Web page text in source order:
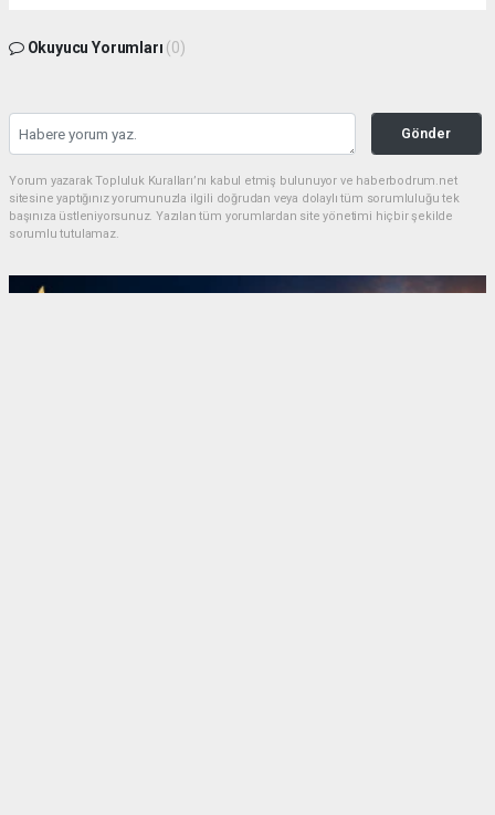
Okuyucu Yorumları (0)
Gönder
Yorum yazarak Topluluk Kuralları’nı kabul etmiş bulunuyor ve haberbodrum.net
sitesine yaptığınız yorumunuzla ilgili doğrudan veya dolaylı tüm sorumluluğu tek
başınıza üstleniyorsunuz. Yazılan tüm yorumlardan site yönetimi hiçbir şekilde
sorumlu tutulamaz.